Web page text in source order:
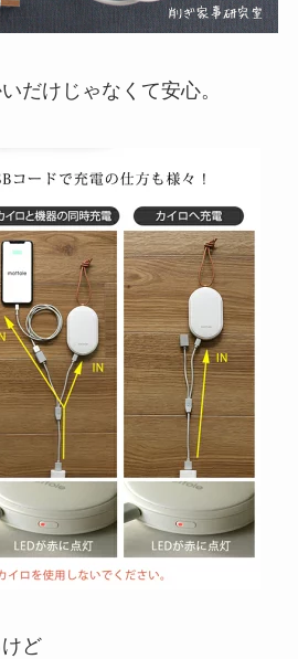
だけじゃなくて安心。
ど